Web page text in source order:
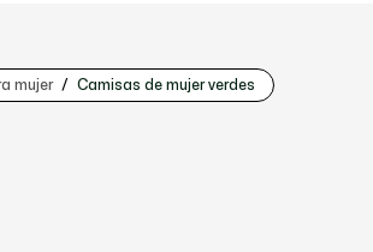
mujer Camisas de mujer verdes